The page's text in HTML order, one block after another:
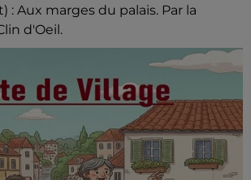
: Aux marges du palais. Par la
d'Oeil.